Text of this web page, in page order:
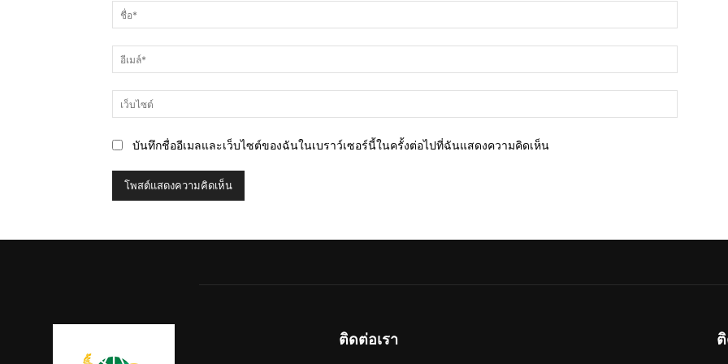
คิด
เห็น
บันทึกชื่ออีเมลและเว็บไซต์ของฉันในเบราว์เซอร์นี้ในครั้งต่อไปที่ฉันแสดงความคิดเห็น
ติดต่อเรา